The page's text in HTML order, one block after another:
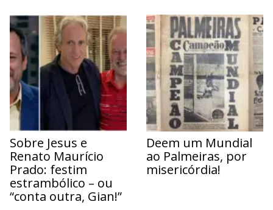
Sobre Jesus e
Renato Maurício
Prado: festim
estrambólico – ou
“conta outra, Gian!”
Deem um Mundial
ao Palmeiras, por
misericórdia!